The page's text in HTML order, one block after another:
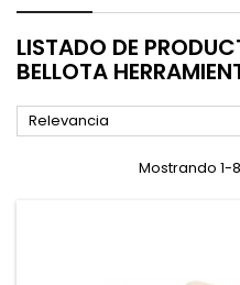
LISTADO DE
BELLOTA
Relevancia
Mostrando 1-